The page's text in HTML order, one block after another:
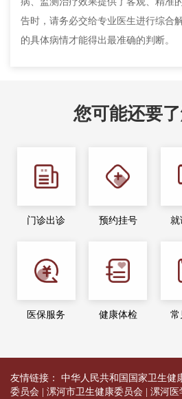
告时，请务必交给专业医生进行综合
的具体病情才能得出最准确的判断。
您可能还要
门诊出诊 预约挂号 就
医保服务 健康体检 常
友情链接： 中华人民共和国国家卫生健
委员会
漯河市卫生健康委员会 漯河医